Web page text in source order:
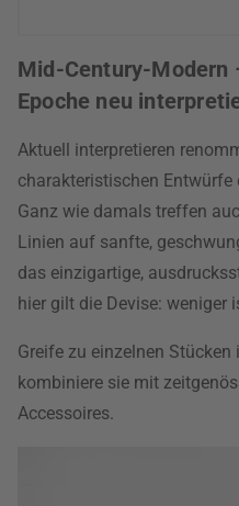
Mid-Century-Modern
Epoche neu
Aktuell interpretieren
charakteristischen Entwürfe
Ganz wie damals treffen
Linien auf sanfte,
das einzigartige,
hier gilt die Devise: weniger
Greife zu einzelnen
kombiniere sie mit
Accessoires.